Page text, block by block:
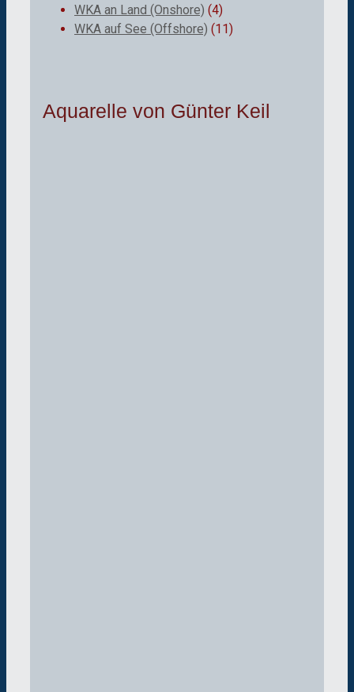
WKA an Land (Onshore) (4)
WKA auf See (Offshore) (11)
Aquarelle von Günter Keil